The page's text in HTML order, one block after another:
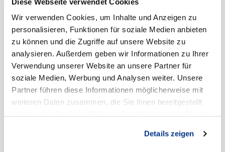
Wir verwenden Cookies, um Inhalte und Anzeigen zu
personalisieren, Funktionen für soziale Medien anbieten
zu können und die Zugriffe auf unsere Website zu
analysieren. Außerdem geben wir Informationen zu Ihrer
Verwendung unserer Website an unsere Partner für
soziale Medien, Werbung und Analysen weiter. Unsere
Partner führen diese Informationen möglicherweise mit
weiteren Daten zusammen, die Sie ihnen bereitgestellt
Details zeigen
Kraftstoffverbrauch*kombiniert: 5,0 l/100km
(NEFZ) CO -Emission: 115 g/km (NEFZ), 127
g/km (WLTP); CO2 -Klasse: D
Details anzeigen